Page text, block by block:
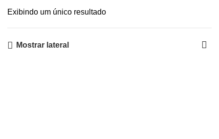
Exibindo um único resultado
Mostrar lateral